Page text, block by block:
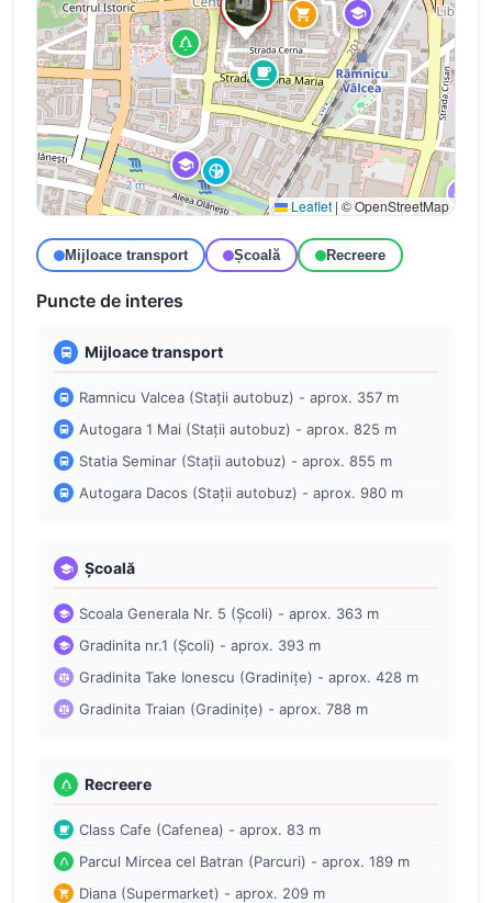
Leaflet | © OpenStreetMap
Mijloace transport Școală Recreere
Puncte de interes
Mijloace transport
Ramnicu Valcea (Stații autobuz) - aprox. 357 m
Autogara 1 Mai (Stații autobuz) - aprox. 825 m
Statia Seminar (Stații autobuz) - aprox. 855 m
Autogara Dacos (Stații autobuz) - aprox. 980 m
Școală
Scoala Generala Nr. 5 (Școli) - aprox. 363 m
Gradinita nr.1 (Școli) - aprox. 393 m
Gradinita Take Ionescu (Gradinițe) - aprox. 428 m
Gradinita Traian (Gradinițe) - aprox. 788 m
Recreere
Class Cafe (Cafenea) - aprox. 83 m
Parcul Mircea cel Batran (Parcuri) - aprox. 189 m
Diana (Supermarket) - aprox. 209 m